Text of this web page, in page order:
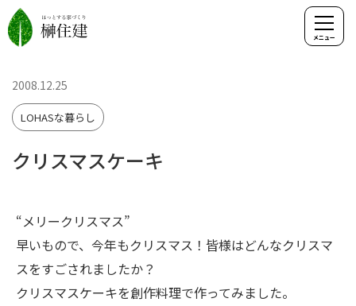
クリスマスケーキ
2008.12.25
LOHASな暮らし
“メリークリスマス”
早いもので、今年もクリスマス！皆様はどんなクリスマ
スをすごされましたか？
クリスマスケーキを創作料理で作ってみました。